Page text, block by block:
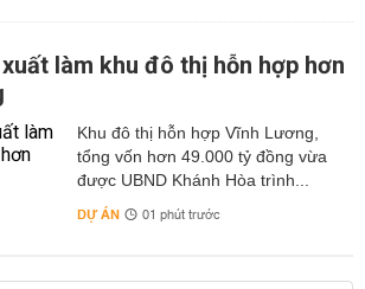
làm khu đô thị hỗn hợp hơn
Khu đô thị hỗn hợp Vĩnh Lương,
tổng vốn hơn 49.000 tỷ đồng vừa
được UBND Khánh Hòa trình...
DỰ ÁN 01 phút trước